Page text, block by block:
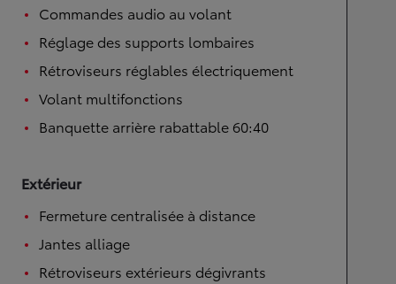
Commandes audio au volant
Réglage des supports lombaires
Rétroviseurs réglables électriquement
Volant multifonctions
Banquette arrière rabattable 60:40
Extérieur
Fermeture centralisée à distance
Jantes alliage
Rétroviseurs extérieurs dégivrants